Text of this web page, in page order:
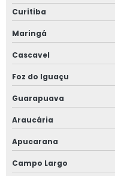
Curitiba
Maringá
Cascavel
Foz do Iguaçu
Guarapuava
Araucária
Apucarana
Campo Largo